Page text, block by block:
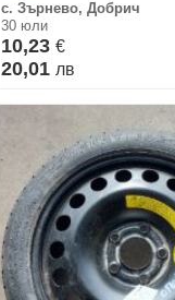
с. Зърнево, Добрич
30 юли
10,23 €
20,01 лв